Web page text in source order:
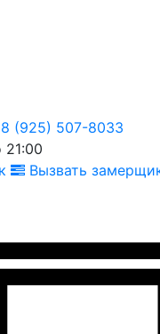
8 (925) 507-8033
Вызвать